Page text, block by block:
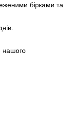
бірками та
нашого